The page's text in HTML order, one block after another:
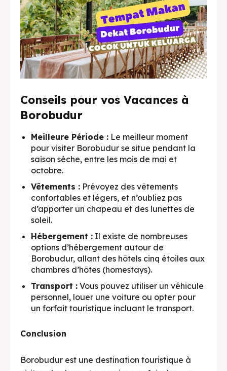
Conseils pour vos Vacances à
Borobudur
Meilleure Période : Le meilleur moment
pour visiter Borobudur se situe pendant la
saison sèche, entre les mois de mai et
octobre.
Vêtements : Prévoyez des vêtements
confortables et légers, et n’oubliez pas
d’apporter un chapeau et des lunettes de
soleil.
Hébergement : Il existe de nombreuses
options d’hébergement autour de
Borobudur, allant des hôtels cinq étoiles aux
chambres d’hôtes (homestays).
Transport : Vous pouvez utiliser un véhicule
personnel, louer une voiture ou opter pour
un forfait touristique incluant le transport.
Conclusion
Borobudur est une destination touristique à